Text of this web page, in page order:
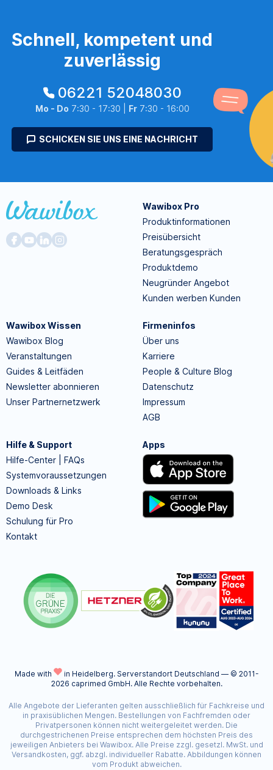
Schnell, kompetent und
zuverlässig
06221 52048030
Mo - Do 7:30 - 17:30 | Fr7:30 - 16:00
SCHICKEN SIE UNS EINE NACHRICHT
Wawibox Pro
Produktinformationen
Preisübersicht
Beratungsgespräch
Produktdemo
Neugründer Angebot
Kunden werben Kunden
Wawibox Wissen
Wawibox Blog
Veranstaltungen
Guides & Leitfäden
Newsletter abonnieren
Unser Partnernetzwerk
Firmeninfos
Über uns
Karriere
People & Culture Blog
Datenschutz
Impressum
AGB
Hilfe & Support
Hilfe-Center | FAQs
Systemvoraussetzungen
Downloads & Links
Demo Desk
Schulung für Pro
Kontakt
Apps
Made with in Heidelberg. Serverstandort Deutschland — © 2011-
2026 caprimed GmbH. Alle Rechte vorbehalten.
Alle Angebote der Lieferanten gelten ausschließlich für Fachkreise und
in praxisüblichen Mengen. Bestellungen von Fachfremden oder
Privatpersonen können nicht weitergeleitet werden. Die
durchgestrichenen Preise entsprechen dem höchsten Preis des
jeweiligen Anbieters bei Wawibox. Alle Preise zzgl. gesetzl. MwSt. und
Versandkosten, ggf. abzgl. individueller Rabatte. Abbildungen können
vom Produkt abweichen.